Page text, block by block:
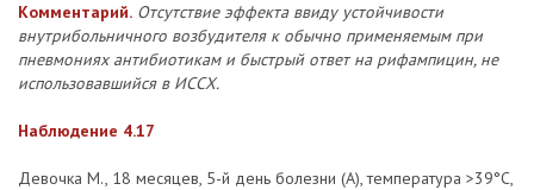
Комментарий. Отсутствие эффекта ввиду устойчивости
внутрибольничного возбудителя к обычно применяемым при
пневмониях антибиотикам и быстрый ответ на рифампицин, не
использовавшийся в ИССХ.
Наблюдение 4.17
Девочка М., 18 месяцев, 5-й день болезни (А), температура >39°С,